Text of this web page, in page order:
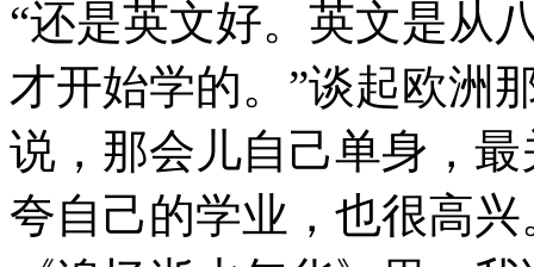
“还是英文好。英文是从
才开始学的。”谈起欧洲
说，那会儿自己单身，
夸自己的学业，也很高